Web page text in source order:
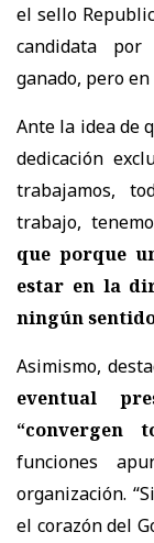
el sello
candidata
ganado, pero
Ante la idea de
dedicación
trabajamos,
trabajo,
que porque
estar en la
ningún
Asimismo,
eventual
“convergen
funciones
organización.
el corazón del